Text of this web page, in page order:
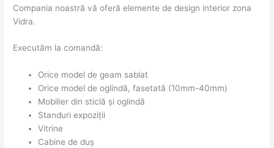
Compania noastră vă oferă elemente de design interior zona
Vidra.
Executăm la comandă:
Orice model de geam sablat
Orice model de oglindă, fasetată (10mm-40mm)
Mobilier din sticlă și oglindă
Standuri expoziții
Vitrine
Cabine de duș